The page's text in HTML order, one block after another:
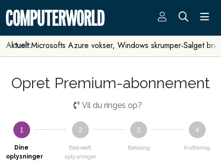
Aktuelt:Microsofts Azure vokser, Windows skrumper Salget
Opret Premium-abonnement
Vil du ringes op?
1
Dine
oplysninger
2
Bekræft
oplysninger
3
Betaling
4
Kvittering